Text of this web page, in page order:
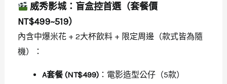
威秀影城：盲盒控首選（套餐價
NT$499~519）
內含中爆米花 + 2大杯飲料 + 限定周邊（款式皆為隨
機）：
A套餐 (NT$499)：電影造型公仔（5款）